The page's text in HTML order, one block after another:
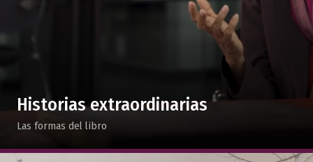
Historias extraordinarias
Las formas del libro